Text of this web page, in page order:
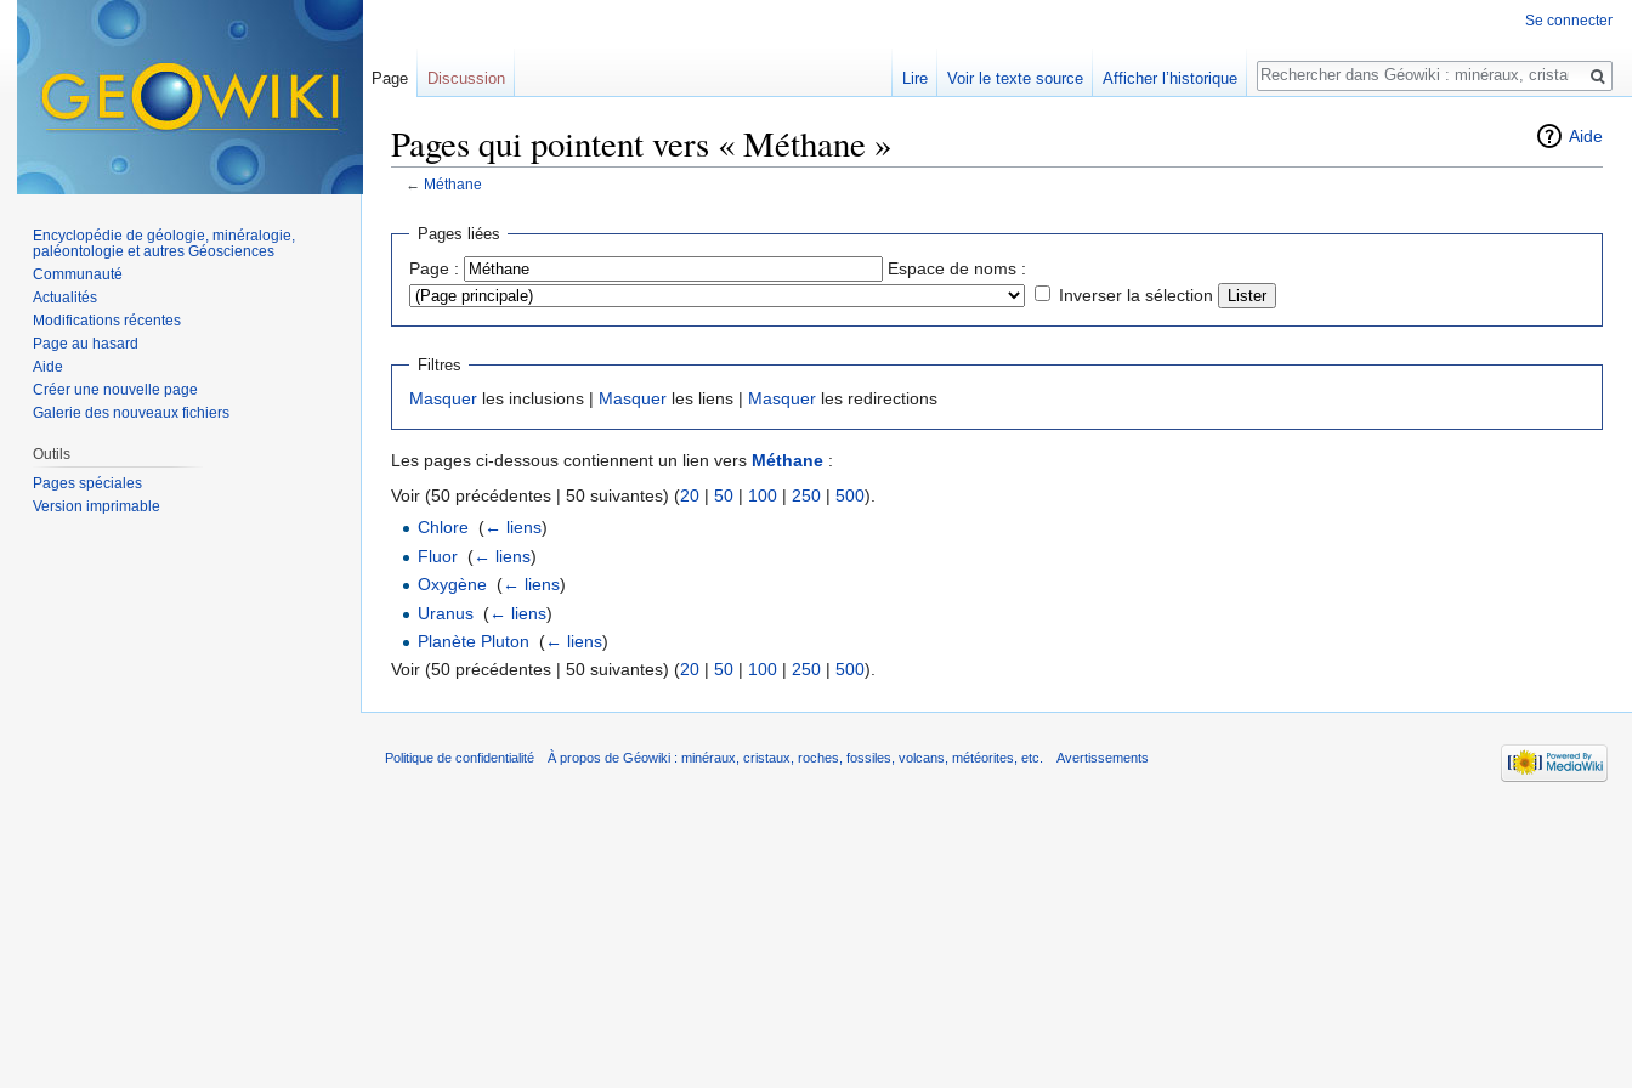
Aide
Pages qui pointent vers « Méthane »
← Méthane
Pages liées
Page :
Espace de noms :
Inverser la sélection
Filtres
Masquer les inclusions | Masquer les liens | Masquer les redirections
Les pages ci-dessous contiennent un lien vers Méthane :
Voir (50 précédentes | 50 suivantes) (20 | 50 | 100 | 250 | 500).
Chlore ‎(← liens)
Fluor ‎(← liens)
Oxygène ‎(← liens)
Uranus ‎(← liens)
Planète Pluton ‎(← liens)
Voir (50 précédentes | 50 suivantes) (20 | 50 | 100 | 250 | 500).
Se connecter
Page Discussion Lire Voir le texte source Afficher l’historique
Rechercher
Encyclopédie de géologie, minéralogie,
paléontologie et autres Géosciences
Communauté
Actualités
Modifications récentes
Page au hasard
Aide
Créer une nouvelle page
Galerie des nouveaux fichiers
Outils
Pages spéciales
Version imprimable
Politique de confidentialité À propos de Géowiki : minéraux, cristaux, roches, fossiles, volcans, météorites, etc. Avertissements